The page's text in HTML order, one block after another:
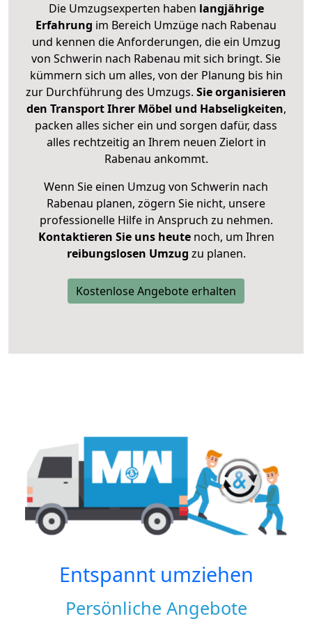
Die Umzugsexperten haben langjährige
Erfahrung im Bereich Umzüge nach Rabenau
und kennen die Anforderungen, die ein Umzug
von Schwerin nach Rabenau mit sich bringt. Sie
kümmern sich um alles, von der Planung bis hin
zur Durchführung des Umzugs. Sie organisieren
den Transport Ihrer Möbel und Habseligkeiten,
packen alles sicher ein und sorgen dafür, dass
alles rechtzeitig an Ihrem neuen Zielort in
Rabenau ankommt.
Wenn Sie einen Umzug von Schwerin nach
Rabenau planen, zögern Sie nicht, unsere
professionelle Hilfe in Anspruch zu nehmen.
Kontaktieren Sie uns heutenoch, um Ihren
reibungslosen Umzug zu planen.
Kostenlose Angebote erhalten
Entspannt umziehen
Persönliche Angebote